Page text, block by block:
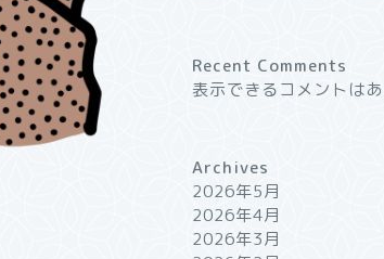
Recent Comments
表示できるコメントはあ
Archives
2026年5月
2026年4月
2026年3月